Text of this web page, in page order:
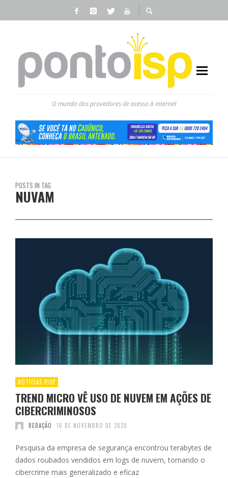
O mundo dos provedores de acesso à internet
POSTS IN TAG
NUVAM
NOTÍCIAS PISP
TREND MICRO VÊ USO DE NUVEM EM AÇÕES DE
CIBERCRIMINOSOS
REDAÇÃO 16 DE NOVEMBRO DE 2020
Pesquisa da empresa de segurança encontrou terabytes de
dados roubados vendidos em logs de nuvem, tornando o
cibercrime mais generalizado e eficaz